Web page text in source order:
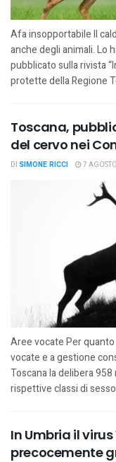
Afa insopportabile Il
anche degli animali. Lo
pubblicato sulla rivista
protette della Regione
Toscana,
del cervo nei
DI SIMONE RICCI 7
Aree vocate Per
vocate e a gestione
Toscana la delibera
rispettive classi di
In Umbria il
precocemente